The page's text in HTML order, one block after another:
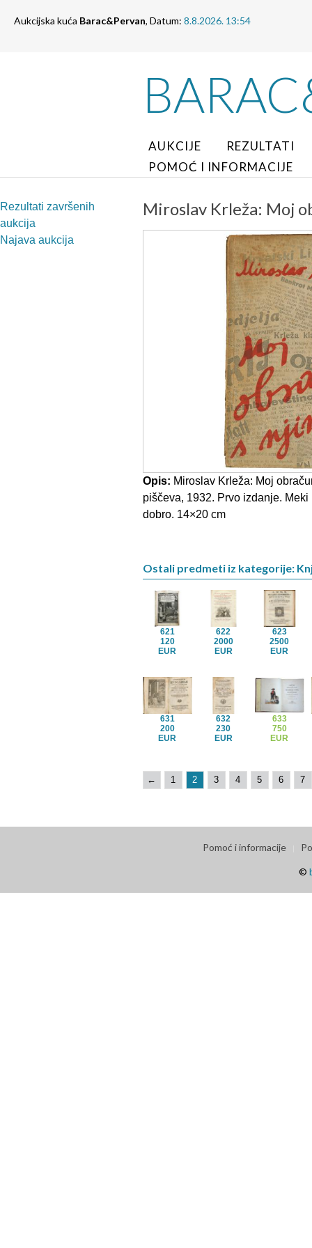
Aukcijska kuća Barac&Pervan, Datum: 8.8.2026. 13:54
AUKCIJE
REZULTATI
POMOĆ I INFORMACIJE
Rezultati završenih
aukcija
Najava aukcija
Miroslav Krleža: Moj
Opis: Miroslav Krleža: Moj
piščeva, 1932. Prvo izdanje.
dobro. 14×20 cm
Ostali predmeti iz kategorije:
621
120
EUR
622
2000
EUR
623
2500
EUR
631
200
EUR
632
230
EUR
633
750
EUR
← 1 2 3 4 5 6 7
Pomoć i informacije
©